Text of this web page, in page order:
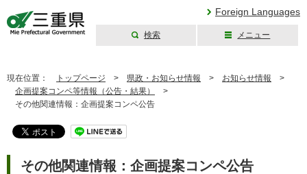
Foreign Languages
検索 メニュー
現在位置： トップページ > 県政・お知らせ情報 > お知らせ情報 >
企画提案コンペ等情報（公告・結果）
>
その他関連情報：企画提案コンペ公告
その他関連情報：企画提案コンペ公告